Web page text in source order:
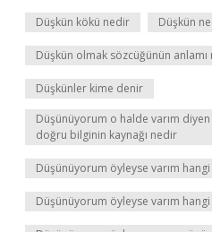
Düşkün kökü nedir Düşkün
Düşkün olmak sözcüğünün
Düşkünler kime denir
Düşünüyorum o halde varım
doğru bilginin kaynağı nedir
Düşünüyorum öyleyse varım hangi
Düşünüyorum öyleyse varım hangi